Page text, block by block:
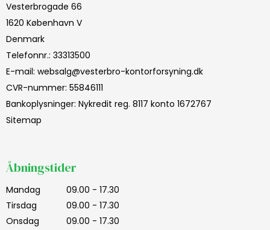
Vesterbrogade 66
1620 København V
Denmark
Telefonnr.: 33313500
E-mail: websalg@vesterbro-kontorforsyning.dk
CVR-nummer: 55846111
Bankoplysninger: Nykredit reg. 8117 konto 1672767
Sitemap
Åbningstider
Mandag
09.00 - 17.30
Tirsdag
09.00 - 17.30
Onsdag
09.00 - 17.30